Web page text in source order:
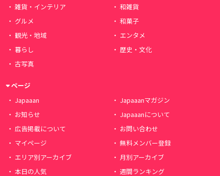
雑貨・インテリア
和雑貨
グルメ
和菓子
観光・地域
エンタメ
暮らし
歴史・文化
古写真
ページ
Japaaan
Japaaanマガジン
お知らせ
Japaaanについて
広告掲載について
お問い合わせ
マイページ
無料メンバー登録
エリア別アーカイブ
月別アーカイブ
本日の人気
週間ランキング